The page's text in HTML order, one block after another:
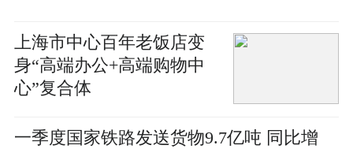
上海市中心百年老饭店变
身“高端办公+高端购物中
心”复合体
一季度国家铁路发送货物9.7亿吨 同比增